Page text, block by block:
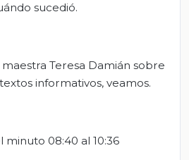
sucedió.
Teresa Damián sobre
informativos, veamos.
minuto 08:40 al 10:36